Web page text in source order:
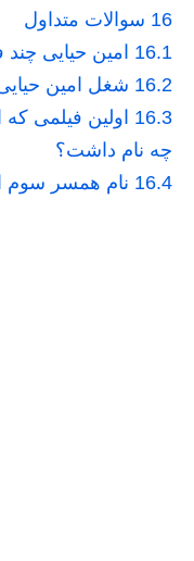
16 سوالات متداول
16.1 امین حیایی چند
16.2 شغل امین
16.3 اولین فیلمی
چه نام داشت؟
16.4 نام همسر سوم